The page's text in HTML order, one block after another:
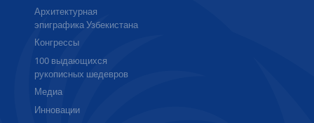
Архитектурная
эпиграфика Узбекистана
Конгрессы
100 выдающихся
рукописных шедевров
Медиа
Инновации